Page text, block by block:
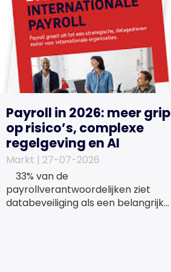
Payroll in 2026: meer grip
op risico’s, complexe
regelgeving en AI
Markt | 27-07-2026
33% van de
payrollverantwoordelijken ziet
databeveiliging als een belangrijk